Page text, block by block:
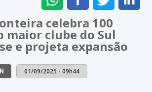
NO
WHATSAPP
NO
FACEBOOK
NO
celebra 100
maior clube do Sul
e projeta expansão
01/09/2025 - 09h44